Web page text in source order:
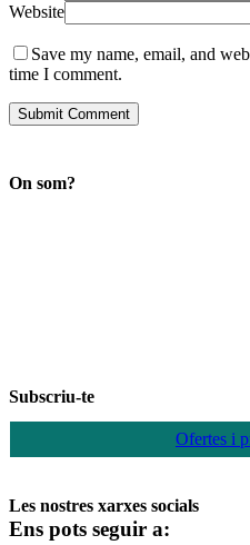
Website
Save my name, email, and
time I comment.
On som?
Subscriu-te
Ofertes i
Les nostres xarxes socials
Ens pots seguir a: